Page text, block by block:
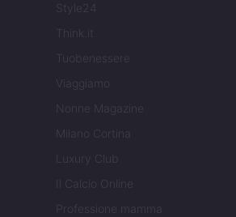
Style24
Think.it
Tuobenessere
Viaggiamo
Nonne Magazine
Milano Cortina
Luxury Club
Il Calcio Online
Professione mamma